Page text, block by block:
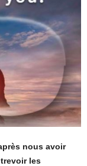
nous avoir
les